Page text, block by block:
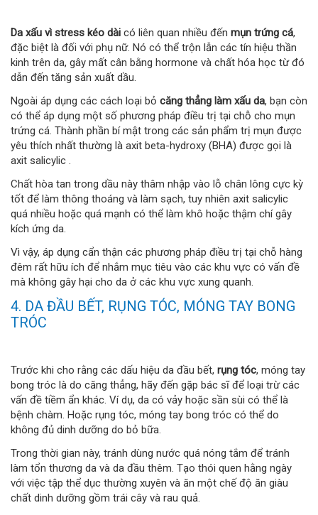
Da xấu vì stress kéo dài có liên quan nhiều đến mụn trứng cá,
đặc biệt là đối với phụ nữ. Nó có thể trộn lẫn các tín hiệu thần
kinh trên da, gây mất cân bằng hormone và chất hóa học từ đó
dẫn đến tăng sản xuất dầu.
Ngoài áp dụng các cách loại bỏ căng thẳng làm xấu da, bạn còn
có thể áp dụng một số phương pháp điều trị tại chỗ cho mụn
trứng cá. Thành phần bí mật trong các sản phẩm trị mụn được
yêu thích nhất thường là axit beta-hydroxy (BHA) được gọi là
axit salicylic .
Chất hòa tan trong dầu này thâm nhập vào lỗ chân lông cực kỳ
tốt để làm thông thoáng và làm sạch, tuy nhiên axit salicylic
quá nhiều hoặc quá mạnh có thể làm khô hoặc thậm chí gây
kích ứng da.
Vì vậy, áp dụng cẩn thận các phương pháp điều trị tại chỗ hàng
đêm rất hữu ích để nhắm mục tiêu vào các khu vực có vấn đề
mà không gây hại cho da ở các khu vực xung quanh.
4. DA ĐẦU BẾT, RỤNG TÓC, MÓNG TAY BONG
TRÓC
Trước khi cho rằng các dấu hiệu da đầu bết, rụng tóc, móng tay
bong tróc là do căng thẳng, hãy đến gặp bác sĩ để loại trừ các
vấn đề tiềm ẩn khác. Ví dụ, da có vảy hoặc sần sùi có thể là
bệnh chàm. Hoặc rụng tóc, móng tay bong tróc có thể do
không đủ dinh dưỡng do bỏ bữa.
Trong thời gian này, tránh dùng nước quá nóng tắm để tránh
làm tổn thương da và da đầu thêm. Tạo thói quen hằng ngày
với việc tập thể dục thường xuyên và ăn một chế độ ăn giàu
chất dinh dưỡng gồm trái cây và rau quả.